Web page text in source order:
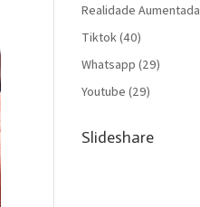
Realidade Aumentada
Tiktok(40)
Whatsapp (29)
Youtube (29)
Slideshare